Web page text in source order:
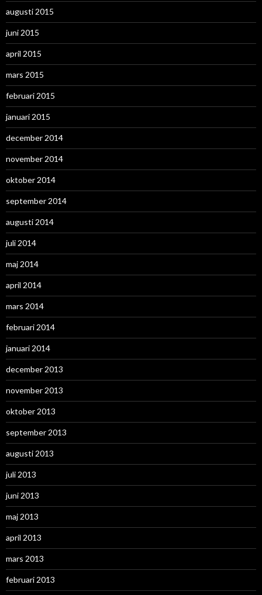
augusti 2015
juni 2015
april 2015
mars 2015
februari 2015
januari 2015
december 2014
november 2014
oktober 2014
september 2014
augusti 2014
juli 2014
maj 2014
april 2014
mars 2014
februari 2014
januari 2014
december 2013
november 2013
oktober 2013
september 2013
augusti 2013
juli 2013
juni 2013
maj 2013
april 2013
mars 2013
februari 2013